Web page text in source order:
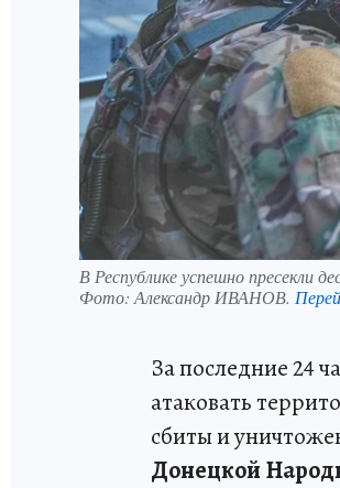
В Республике успешно пресекли
Фото: Александр ИВАНОВ.
За последние 24
атаковать
сбиты и
Донецкой